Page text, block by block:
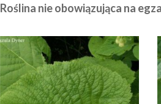
Roślina nie obowiązująca na